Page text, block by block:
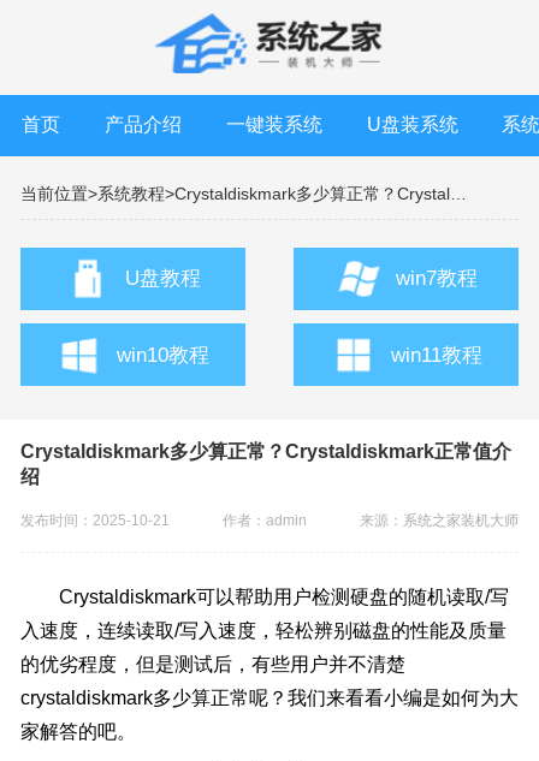
首页 产品介绍 一键装系统 U盘装系统 系
当前位置>系统教程>
U盘教程 win7教程
win10教程 win11教程
Crystaldiskmark多少算正常？Crystaldiskmark正常值介
绍
发布时间：2025-10-21 作者：admin 来源： 系统之家装机大师
Crystaldiskmark可以帮助用户检测硬盘的随机读取/写
入速度，连续读取/写入速度，轻松辨别磁盘的性能及质量
的优劣程度，但是测试后，有些用户并不清楚
crystaldiskmark多少算正常呢？我们来看看小编是如何为大
家解答的吧。